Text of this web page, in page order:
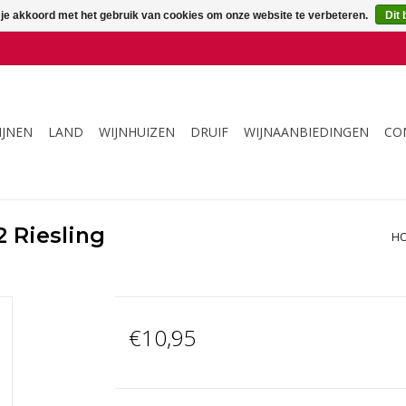
LAND WIJNHUIZEN DRUIF WIJNAANBIEDINGEN
Riesling
€10,95
akkoord met het gebruik van cookies om onze website te verbeteren. Dit